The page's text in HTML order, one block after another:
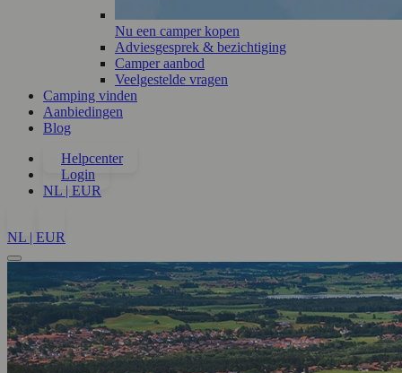
Nu een camper kopen
Adviesgesprek & bezichtiging
Camper aanbod
Veelgestelde vragen
Camping vinden
Aanbiedingen
Blog
Helpcenter
Login
NL | EUR
NL | EUR